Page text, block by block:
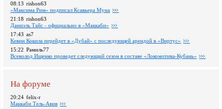
08:13 rishon63
«Максима Рим» подписал Ксавьера Муна
21:18 rishon63
Даниэль Тайс - официально в «Маккаби»
17:43 as7
Кевин Кокила перейдет в «Дубай» с последующей арендой в «Виртус»
15:22 Рамиль77
Всеволод Ищенко проведет следующий сезон в составе «Локомотива-Кубань»
На форуме
20:24 felix-r
Маккаби Тель-Авив